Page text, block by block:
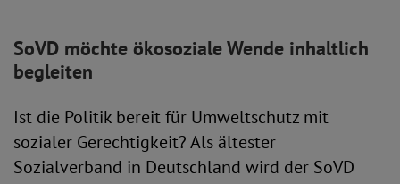
SoVD möchte ökosoziale Wende inhaltlich
begleiten
Ist die Politik bereit für Umweltschutz mit
sozialer Gerechtigkeit? Als ältester
Sozialverband in Deutschland wird der SoVD